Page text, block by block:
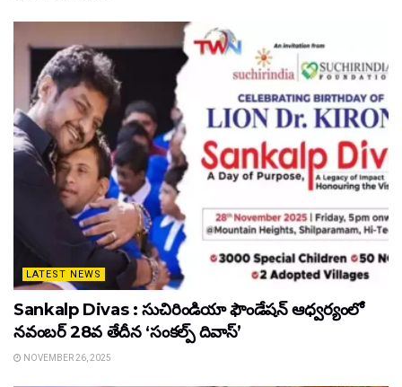
LATEST NEWS
Sankalp Divas : సుచిరిండియా ఫౌండేషన్ ఆధ్వర్యంలో
నవంబర్ 28వ తేదీన ‘సంకల్ప్ దివాస్’
NOVEMBER 26, 2025